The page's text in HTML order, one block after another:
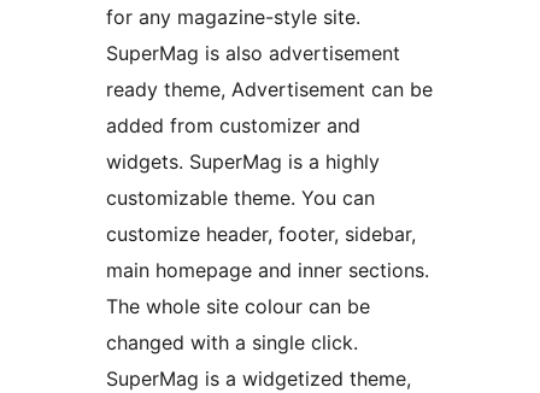
for any magazine-style site.
SuperMag is also advertisement
ready theme, Advertisement can be
added from customizer and
widgets. SuperMag is a highly
customizable theme. You can
customize header, footer, sidebar,
main homepage and inner sections.
The whole site colour can be
changed with a single click.
SuperMag is a widgetized theme,